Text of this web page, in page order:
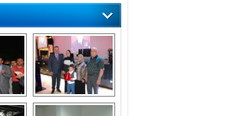
Kaymakamlıktan
iftar yemeği